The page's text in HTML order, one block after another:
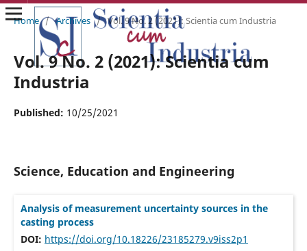
Home / Archives / Vol. 9 No. 2 (2021): Scientia cum Industria
Vol. 9 No. 2 (2021): Scientia cum
Industria
Published: 10/25/2021
Science, Education and Engineering
Analysis of measurement uncertainty sources in the
casting process
DOI: https://doi.org/10.18226/23185279.v9iss2p1